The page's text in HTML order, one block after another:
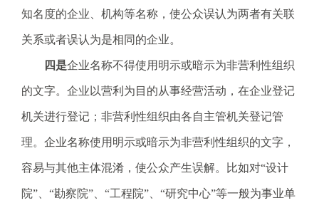
知名度的企业、机构等名称，使公众误认为两者有关联
关系或者误认为是相同的企业。
四是企业名称不得使用明示或暗示为非营利性组织
的文字。企业以营利为目的从事经营活动，在企业登记
机关进行登记；非营利性组织由各自主管机关登记管
理。企业名称使用明示或暗示为非营利性组织的文字，
容易与其他主体混淆，使公众产生误解。比如对“设计
院”、“勘察院”、“工程院”、“研究中心”等一般为事业单